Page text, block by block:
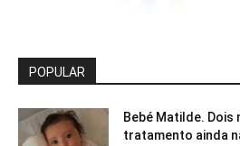
POPULAR
Bebé Matilde. Dois
tratamento ainda